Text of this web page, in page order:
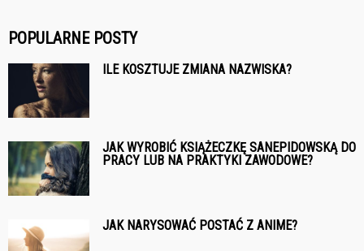
POPULARNE POSTY
ILE KOSZTUJE ZMIANA NAZWISKA?
JAK WYROBIĆ KSIĄŻECZKĘ SANEPIDOWSKĄ DO
PRACY LUB NA PRAKTYKI ZAWODOWE?
JAK NARYSOWAĆ POSTAĆ Z ANIME?